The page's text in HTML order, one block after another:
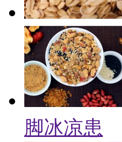
脚冰凉患